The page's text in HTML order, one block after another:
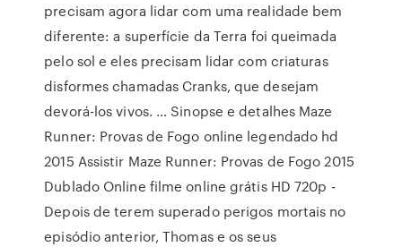
precisam agora lidar com uma realidade bem
diferente: a superfície da Terra foi queimada
pelo sol e eles precisam lidar com criaturas
disformes chamadas Cranks, que desejam
devorá-los vivos. … Sinopse e detalhes Maze
Runner: Provas de Fogo online legendado hd
2015 Assistir Maze Runner: Provas de Fogo 2015
Dublado Online filme online grátis HD 720p -
Depois de terem superado perigos mortais no
episódio anterior, Thomas e os seus